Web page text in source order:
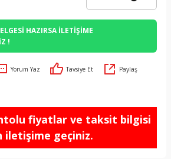
HAZIRSA İLETİŞİME
!
Yorum Yaz Tavsiye Et Paylaş
fiyatlar ve taksit bilgisi
iletişime geçiniz.